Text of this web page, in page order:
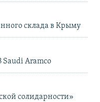
склада в Крыму
Saudi Aramco
солидарности»